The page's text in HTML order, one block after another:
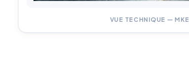
VUE TECHNIQUE — MKE